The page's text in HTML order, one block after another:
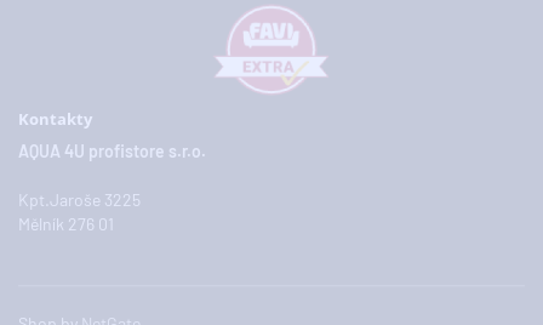
Kontakty
AQUA 4U profistore s.r.o.
Kpt.Jaroše 3225
Mělník 276 01